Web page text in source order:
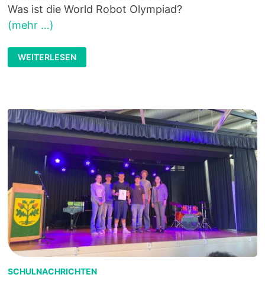
Was ist die World Robot Olympiad?
(mehr …)
STARKER
2.
PLATZ
OLYMPIAD
2026
IN
KAISERSLAUTERN
WEITERLESEN
SCHULNACHRICHTEN